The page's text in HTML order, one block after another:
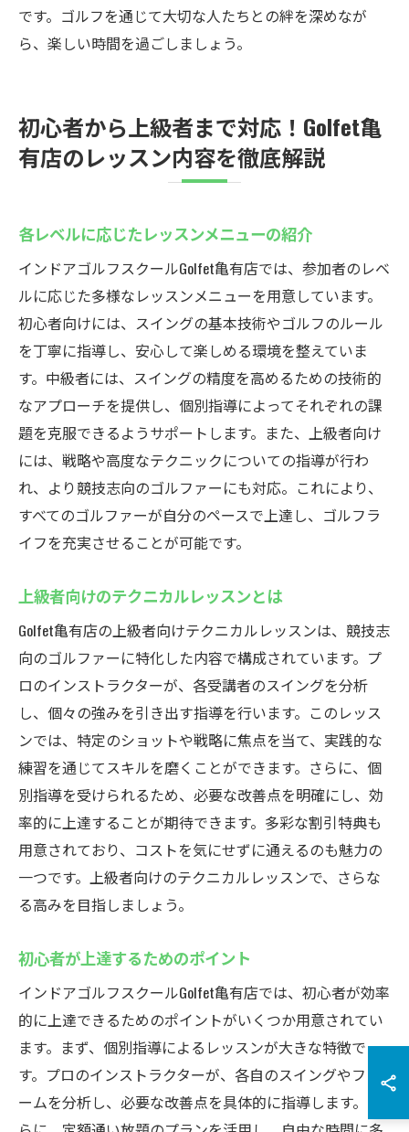
です。ゴルフを通じて大切な人たちとの絆を深めなが
ら、楽しい時間を過ごしましょう。
初心者から上級者まで対応！Golfet亀
有店のレッスン内容を徹底解説
各レベルに応じたレッスンメニューの紹介
インドアゴルフスクールGolfet亀有店では、参加者のレベ
ルに応じた多様なレッスンメニューを用意しています。
初心者向けには、スイングの基本技術やゴルフのルール
を丁寧に指導し、安心して楽しめる環境を整えていま
す。中級者には、スイングの精度を高めるための技術的
なアプローチを提供し、個別指導によってそれぞれの課
題を克服できるようサポートします。また、上級者向け
には、戦略や高度なテクニックについての指導が行わ
れ、より競技志向のゴルファーにも対応。これにより、
すべてのゴルファーが自分のペースで上達し、ゴルフラ
イフを充実させることが可能です。
上級者向けのテクニカルレッスンとは
Golfet亀有店の上級者向けテクニカルレッスンは、競技志
向のゴルファーに特化した内容で構成されています。プ
ロのインストラクターが、各受講者のスイングを分析
し、個々の強みを引き出す指導を行います。このレッス
ンでは、特定のショットや戦略に焦点を当て、実践的な
練習を通じてスキルを磨くことができます。さらに、個
別指導を受けられるため、必要な改善点を明確にし、効
率的に上達することが期待できます。多彩な割引特典も
用意されており、コストを気にせずに通えるのも魅力の
一つです。上級者向けのテクニカルレッスンで、さらな
る高みを目指しましょう。
初心者が上達するためのポイント
インドアゴルフスクールGolfet亀有店では、初心者が効率
的に上達できるためのポイントがいくつか用意されてい
ます。まず、個別指導によるレッスンが大きな特徴で
す。プロのインストラクターが、各自のスイングやフォ
ームを分析し、必要な改善点を具体的に指導します。さ